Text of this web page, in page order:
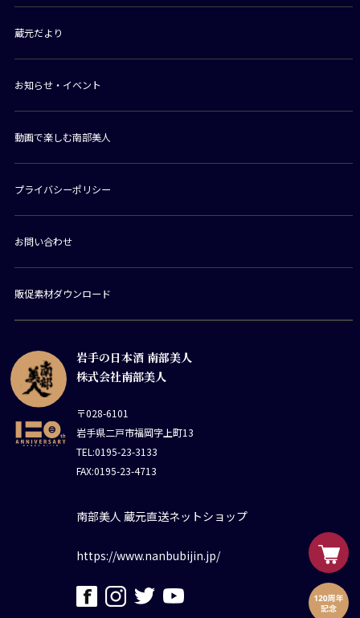
岩手の日本酒 南部美人
株式会社南部美人
〒028-6101
岩手県二戸市福岡字上町13
TEL:0195-23-3133
FAX:0195-23-4713
南部美人 蔵元直送ネットショップ
https://www.nanbubijin.jp/
蔵元だより
お知らせ・イベント
動画で楽しむ南部美人
プライバシーポリシー
お問い合わせ
販促素材ダウンロード